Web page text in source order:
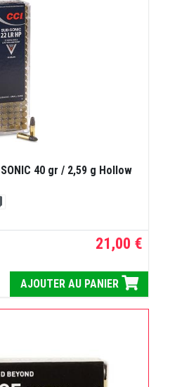
40 gr / 2,59 g Hollow
21,00 €
AJOUTER AU PANIER